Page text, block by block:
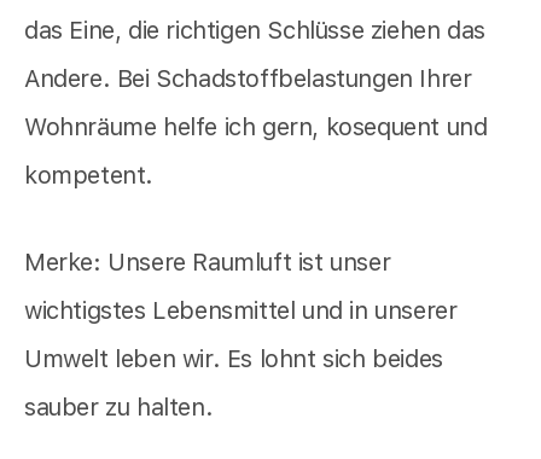
das Eine, die richtigen Schlüsse ziehen das
Andere. Bei Schadstoffbelastungen Ihrer
Wohnräume helfe ich gern, kosequent und
kompetent.
Merke: Unsere Raumluft ist unser
wichtigstes Lebensmittel und in unserer
Umwelt leben wir. Es lohnt sich beides
sauber zu halten.